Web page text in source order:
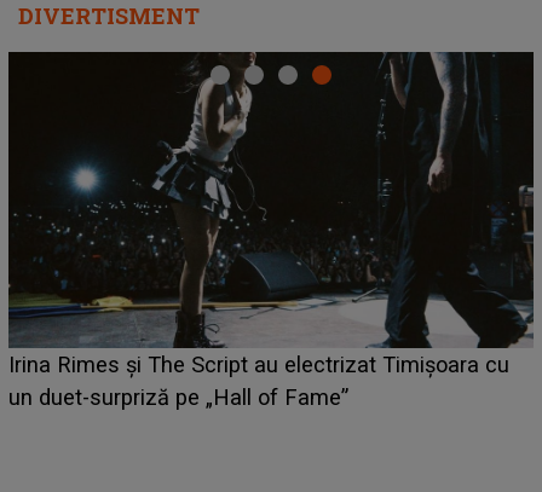
DIVERTISMENT
Irina Rimes și The Script au electrizat Timișoara cu
un duet-surpriză pe „Hall of Fame”